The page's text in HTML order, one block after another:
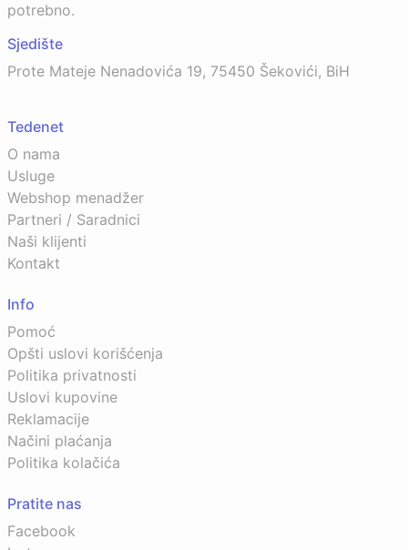
potrebno.
Sjedište
Prote Mateje Nenadovića 19, 75450 Šekovići, BiH
Tedenet
O nama
Usluge
Webshop menadžer
Partneri / Saradnici
Naši klijenti
Kontakt
Info
Pomoć
Opšti uslovi korišćenja
Politika privatnosti
Uslovi kupovine
Reklamacije
Načini plaćanja
Politika kolačića
Pratite nas
Facebook